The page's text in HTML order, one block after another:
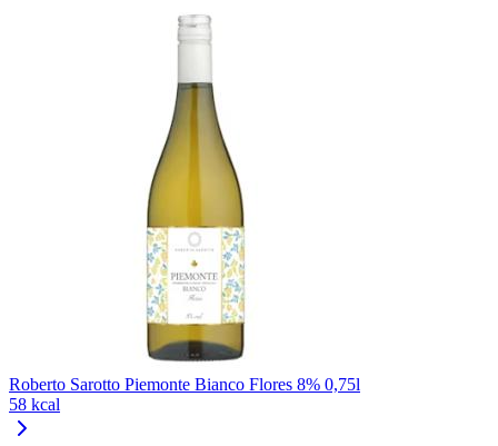
Roberto Sarotto Piemonte Bianco Flores 8% 0,75l
58 kcal